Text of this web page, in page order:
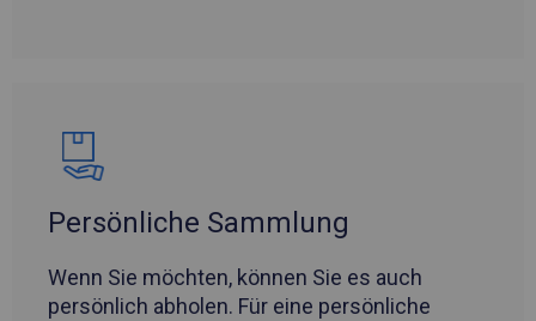
Persönliche Sammlung
Wenn Sie möchten, können Sie es auch
persönlich abholen. Für eine persönliche